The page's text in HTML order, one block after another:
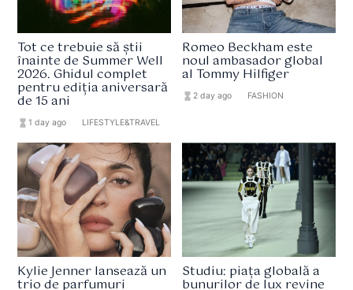
Tot ce trebuie să știi
înainte de Summer Well
2026. Ghidul complet
pentru ediția aniversară
de 15 ani
hourglass_full1 day ago LIFESTYLE&TRAVEL
Romeo Beckham este
noul ambasador global
al Tommy Hilfiger
hourglass_full 2 day ago FASHION
Kylie Jenner lansează un
trio de parfumuri
Studiu: piața globală a
bunurilor de lux revine